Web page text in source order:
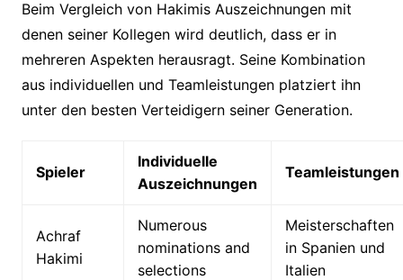
Beim Vergleich von Hakimis Auszeichnungen mit
denen seiner Kollegen wird deutlich, dass er in
mehreren Aspekten herausragt. Seine Kombination
aus individuellen und Teamleistungen platziert ihn
unter den besten Verteidigern seiner Generation.
Spieler
Individuelle
Auszeichnungen
Teamleistungen
Achraf
Hakimi
Numerous
nominations and
selections
Meisterschaften
in Spanien und
Italien